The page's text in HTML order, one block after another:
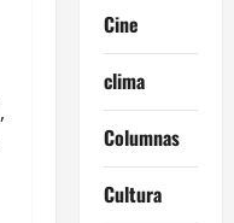
,
Cine
clima
Columnas
Cultura